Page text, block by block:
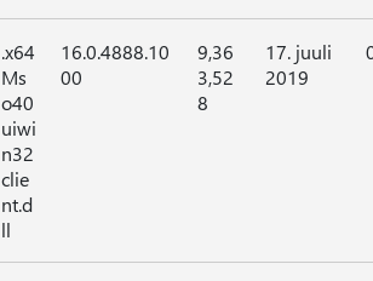
.x64
Ms
o40
uiwi
n32
clie
nt.d
ll
16.0.4888.10
00
9,36
3,52
8
17. juuli
2019